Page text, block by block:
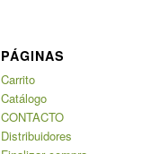
PÁGINAS
Carrito
Catálogo
CONTACTO
Distribuidores